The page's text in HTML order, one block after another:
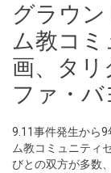
グラウ
ム教コミ
画、タリ
ファ・
9.11事件発生から
ム教コミュニティ
びとの双方が多数